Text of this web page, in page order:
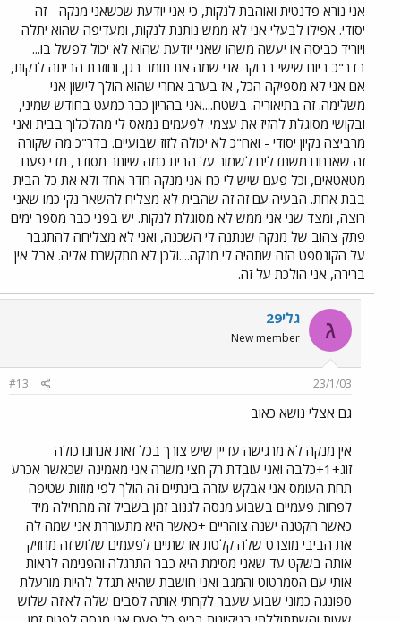
אני נורא פדנטית ואוהבת לנקות, כי אני יודעת שכשאני מנקה - זה
יסודי. אפילו לבעלי אני לא ממש נותנת לנקות, ומעדיפה שהוא יתלה
ויוריד כביסה או יעשה משהו שאני יודעת שהוא לא יכול לפשל בו...
בדר"כ ביום שישי בבוקר אני שמה את תומר בגן, וחוזרת הביתה לנקות,
אם אני לא מספיקה הכל, אז בערב אחרי שהוא הולך לישון אני
משלימה. זה בתיאוריה. בשטח....אני בהריון כבר כמעט בחודש שמיני,
ובקושי מסוגלת להזיז את עצמי. לפעמים נמאס לי מהלכלוך בבית ואני
מרביצה נקיון יסודי - ואח"כ לא יכולה לזוז שבועיים. בדר"כ מה שקורה
זה שאנחנו משתדלים לשמור על הבית כמה שיותר מסודר, מדי פעם
מטאטאים, וכל פעם שיש לי כח אני מנקה חדר אחד ולא את כל הבית
בבת אחת. הבעיה עם זה זה שהבית לא מצליח להשאר נקי כמו שאני
רוצה, ומצד שני אני ממש לא מסוגלת לנקות. יש בפני כבר מספר ימים
פתק צהוב של מנקה שנתנה לי השכנה, ואני לא מצליחה להתגבר
על הקונספט הזה שתהיה לי מנקה....ולכן לא מתקשרת אליה. אבל אין
ברירה, אני הולכת על זה.
ג גלי29
New member
23/1/03
#13
גם אצלי נושא כאוב
אין מנקה לא מרגישה עדיין שיש צורך בכל זאת אנחנו כולה
זוג+1+כלבה ואני עובדת רק חצי משרה אני מאמינה שכאשר אכרע
תחת העומס אני אבקש עזרה בינתיים זה הולך לפי מוזות שטיפה
לפחות פעמיים בשבוע מנסה לגנוב זמן בשביל זה מתחילה מיד
כאשר הקטנה ישנה צוהריים +כאשר היא מתעוררת אני שמה לה
את הביבי מוצרט שלה קלטת או שתיים לפעמים שלוש זה מחזיק
אותה בשקט עד שאני מסימת היא כבר התרגלה והפנימה לראות
אותי עם הסמרטוט והמגב ואני חושבת שהיא תגדל להיות מורעלת
ספונגה כמוני שבוע שעבר לקחתי אותה לסבים שלה לאיזה שלוש